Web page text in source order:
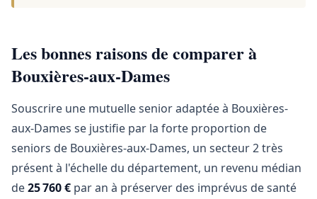
Les bonnes raisons de comparer à
Bouxières-aux-Dames
Souscrire une mutuelle senior adaptée à Bouxières-
aux-Dames se justifie par la forte proportion de
seniors de Bouxières-aux-Dames, un secteur 2 très
présent à l'échelle du département, un revenu médian
de25 760 € par an à préserver des imprévus de santé